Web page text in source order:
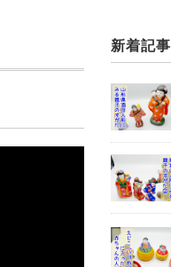
新着記事